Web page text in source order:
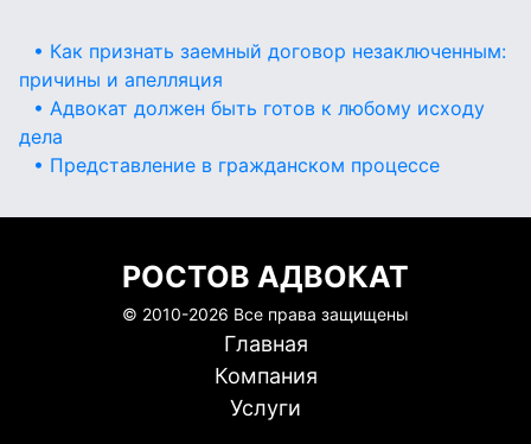
• Как признать заемный договор незаключенным:
причины и апелляция
• Адвокат должен быть готов к любому исходу
дела
• Представление в гражданском процессе
РОСТОВ АДВОКАТ
© 2010-2026 Все права защищены
Главная
Компания
Услуги